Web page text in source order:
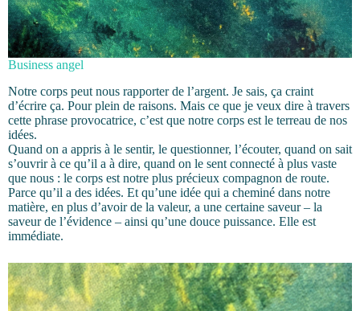
Business angel
Notre corps peut nous rapporter de l’argent. Je sais, ça craint
d’écrire ça. Pour plein de raisons. Mais ce que je veux dire à travers
cette phrase provocatrice, c’est que notre corps est le terreau de nos
idées.
Quand on a appris à le sentir, le questionner, l’écouter, quand on sait
s’ouvrir à ce qu’il a à dire, quand on le sent connecté à plus vaste
que nous : le corps est notre plus précieux compagnon de route.
Parce qu’il a des idées. Et qu’une idée qui a cheminé dans notre
matière, en plus d’avoir de la valeur, a une certaine saveur – la
saveur de l’évidence – ainsi qu’une douce puissance. Elle est
immédiate.